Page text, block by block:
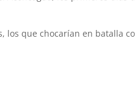
los que chocarían en batalla